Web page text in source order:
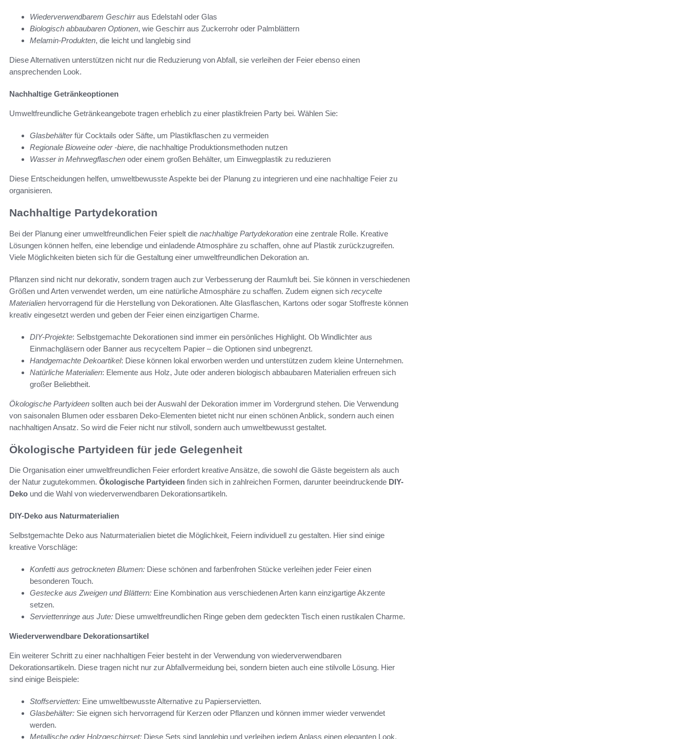
Wiederverwendbarem Geschirraus Edelstahl oder Glas
Biologisch abbaubaren Optionen, wie Geschirr aus Zuckerrohr oder Palmblättern
Melamin-Produkten, die leicht und langlebig sind
Diese Alternativen unterstützen nicht nur die Reduzierung von Abfall, sie verleihen der Feier ebenso einen
ansprechenden Look.
Nachhaltige Getränkeoptionen
Umweltfreundliche Getränkeangebote tragen erheblich zu einer plastikfreien Party bei. Wählen Sie:
Glasbehälterfür Cocktails oder Säfte, um Plastikflaschen zu vermeiden
Regionale Bioweine oder -biere, die nachhaltige Produktionsmethoden nutzen
Wasser in Mehrwegflaschen oder einem großen Behälter, um Einwegplastik zu reduzieren
Diese Entscheidungen helfen, umweltbewusste Aspekte bei der Planung zu integrieren und eine nachhaltige Feier zu
organisieren.
Nachhaltige Partydekoration
Bei der Planung einer umweltfreundlichen Feier spielt die nachhaltige Partydekoration eine zentrale Rolle. Kreative
Lösungen können helfen, eine lebendige und einladende Atmosphä­re zu schaffen, ohne auf Plastik zurückzugreifen.
Viele Möglichkeiten bieten sich für die Gestaltung einer umweltfreundlichen Dekoration an.
Pflanzen sind nicht nur dekorativ, sondern tragen auch zur Verbesserung der Raumluft bei. Sie können in verschiedenen
Größen und Arten verwendet werden, um eine natürliche Atmosphäre zu schaffen. Zudem eignen sich recycelte
Materialien hervorragend für die Herstellung von Dekorationen. Alte Glasflaschen, Kartons oder sogar Stoffreste können
kreativ eingesetzt werden und geben der Feier einen einzigartigen Charme.
DIY-Projekte: Selbstgemachte Dekorationen sind immer ein persönliches Highlight. Ob Windlichter aus
Einmachgläsern oder Banner aus recyceltem Papier – die Optionen sind unbegrenzt.
Handgemachte Dekoartikel: Diese können lokal erworben werden und unterstützen zudem kleine Unternehmen.
Natürliche Materialien: Elemente aus Holz, Jute oder anderen biologisch abbaubaren Materialien erfreuen sich
großer Beliebtheit.
Ökologische Partyideen sollten auch bei der Auswahl der Dekoration immer im Vordergrund stehen. Die Verwendung
von saisonalen Blumen oder essbaren Deko-Elementen bietet nicht nur einen schönen Anblick, sondern auch einen
nachhaltigen Ansatz. So wird die Feier nicht nur stilvoll, sondern auch umweltbewusst gestaltet.
Ökologische Partyideen für jede Gelegenheit
Die Organisation einer umweltfreundlichen Feier erfordert kreative Ansätze, die sowohl die Gäste begeistern als auch
der Natur zugutekommen. Ökologische Partyideen finden sich in zahlreichen Formen, darunter beeindruckende DIY-
Deko und die Wahl von wiederverwendbaren Dekorationsartikeln.
DIY-Deko aus Naturmaterialien
Selbstgemachte Deko aus Naturmaterialien bietet die Möglichkeit, Feiern individuell zu gestalten. Hier sind einige
kreative Vorschläge:
Konfetti aus getrockneten Blumen: Diese schönen and farbenfrohen Stücke verleihen jeder Feier einen
besonderen Touch.
Gestecke aus Zweigen und Blättern: Eine Kombination aus verschiedenen Arten kann einzigartige Akzente
setzen.
Serviettenringe aus Jute: Diese umweltfreundlichen Ringe geben dem gedeckten Tisch einen rustikalen Charme.
Wiederverwendbare Dekorationsartikel
Ein weiterer Schritt zu einer nachhaltigen Feier besteht in der Verwendung von wiederverwendbaren
Dekorationsartikeln. Diese tragen nicht nur zur Abfallvermeidung bei, sondern bieten auch eine stilvolle Lösung. Hier
sind einige Beispiele:
Stoffservietten: Eine umweltbewusste Alternative zu Papierservietten.
Glasbehälter: Sie eignen sich hervorragend für Kerzen oder Pflanzen und können immer wieder verwendet
werden.
Metallische oder Holzgeschirrset: Diese Sets sind langlebig und verleihen jedem Anlass einen eleganten Look.